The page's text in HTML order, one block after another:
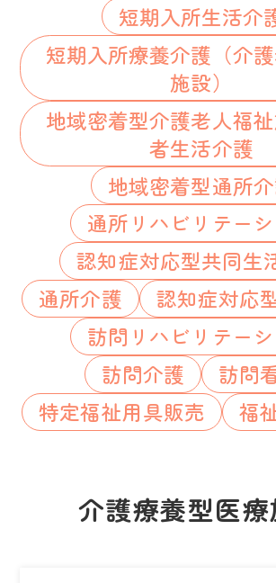
短期入所生活介
短期入所療養介護（介
施設）
地域密着型介護老人福
者生活介護
地域密着型通所
通所リハビリテー
認知症対応型共同生
通所介護
認知症対応
訪問リハビリテー
訪問介護
訪問
特定福祉用具販売
福
介護療養型医